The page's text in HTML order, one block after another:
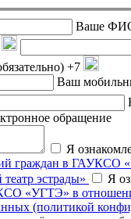
Ваше
+7
Ваш
обращение
Я
граждан в ГАУКСО
эстрады»
Я
«УГТЭ» в
(политикой